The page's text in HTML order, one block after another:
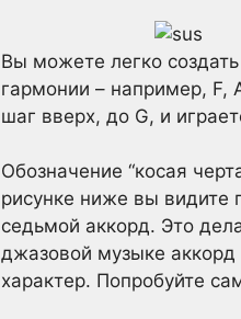
Вы можете легко
гармонии – например, F,
шаг вверх, до G, и
Обозначение “косая
рисунке ниже вы видите
седьмой аккорд. Это
джазовой музыке
характер. Попробуйте